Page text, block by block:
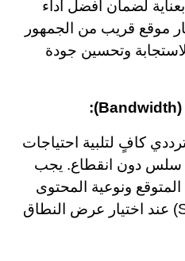
لضمان أفضل أداء
موقع قريب من الجمهور
وتحسين جودة
كافٍ لتلبية احتياجات
سلس دون انقطاع. يجب
ونوعية المحتوى
المراد بثه (SD, HD, FHD) عند اختيار عرض النطاق